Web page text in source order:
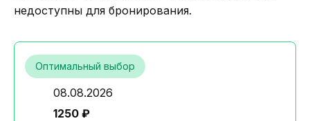
недоступны для бронирования.
Оптимальный выбор
08.08.2026
1250 ₽